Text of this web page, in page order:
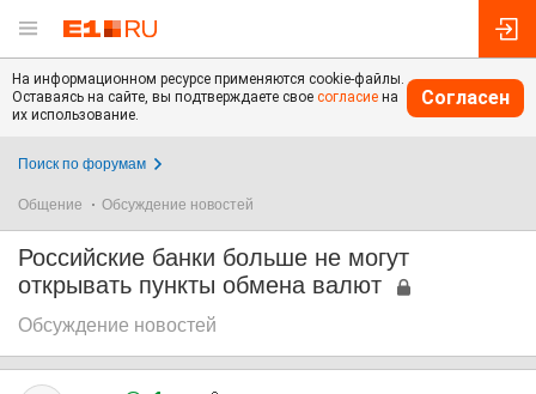
На информационном ресурсе применяются cookie-файлы.
Оставаясь на сайте, вы подтверждаете свое согласие на
их использование.
Согласен
Поиск по форумам
Общение Обсуждение новостей
Российские банки больше не могут
открывать пункты обмена валют
Обсуждение новостей